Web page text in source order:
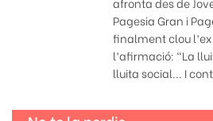
Pagesia Gran i
finalment clou
l’afirmació: “La
lluita social... I